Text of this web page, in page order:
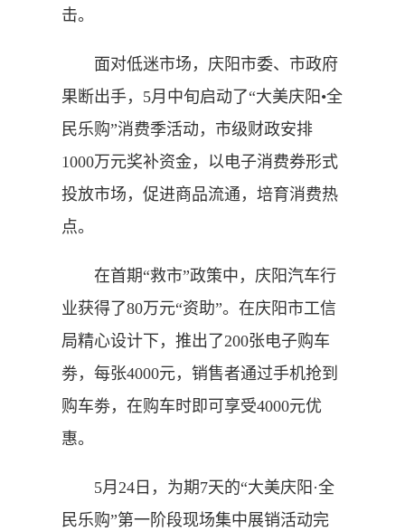
击。
面对低迷市场，庆阳市委、市政府
果断出手，5月中旬启动了“大美庆阳•全
民乐购”消费季活动，市级财政安排
1000万元奖补资金，以电子消费券形式
投放市场，促进商品流通，培育消费热
点。
在首期“救市”政策中，庆阳汽车行
业获得了80万元“资助”。在庆阳市工信
局精心设计下，推出了200张电子购车
劵，每张4000元，销售者通过手机抢到
购车劵，在购车时即可享受4000元优
惠。
5月24日，为期7天的“大美庆阳·全
民乐购”第一阶段现场集中展销活动完